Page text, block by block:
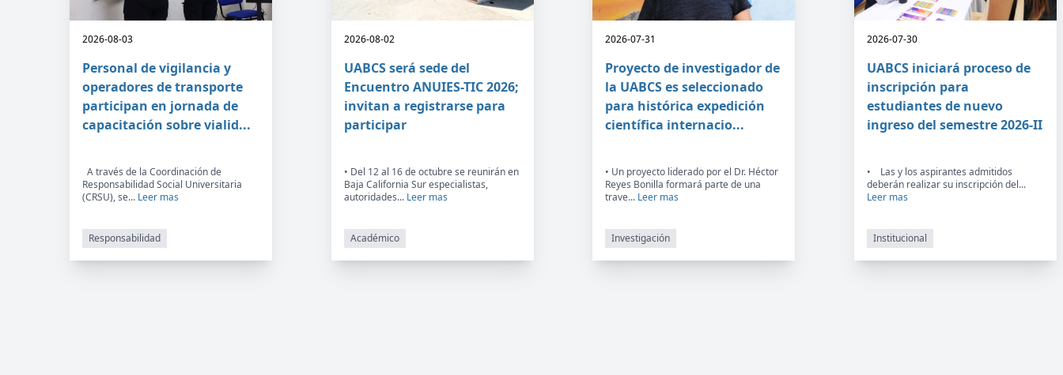
2026-08-03
Personal de vigilancia y
operadores de transporte
participan en jornada de
capacitación sobre vialid...
A través de la Coordinación de
Responsabilidad Social Universitaria
(CRSU), se... Leer mas
Responsabilidad
2026-08-02
UABCS será sede del
Encuentro ANUIES-TIC 2026;
invitan a registrarse para
participar
• Del 12 al 16 de octubre se reunirán en
Baja California Sur especialistas,
autoridades...Leer mas
Académico
2026-07-31
Proyecto de investigador de
la UABCS es seleccionado
para histórica expedición
científica internacio...
• Un proyecto liderado por el Dr. Héctor
Reyes Bonilla formará parte de una
trave... Leer mas
Investigación
2026-07-30
UABCS iniciará proceso de
inscripción para
estudiantes de nuevo
ingreso del semestre 2026-II
• Las y los aspirantes admitidos
deberán realizar su inscripción del...
Leer mas
Institucional